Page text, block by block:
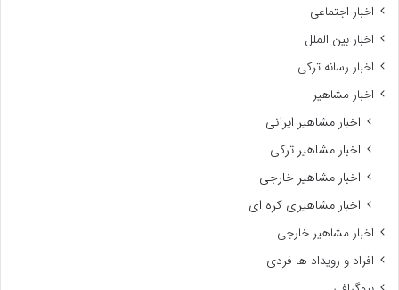
اخبار اجتماعی
اخبار بین الملل
اخبار رسانه ترکی
اخبار مشاهیر
اخبار مشاهیر ایرانی
اخبار مشاهیر ترکی
اخبار مشاهیر خارجی
اخبار مشاهیری کره ای
اخبار مشاهیر خارجی
افراد و رویداد ها فردی